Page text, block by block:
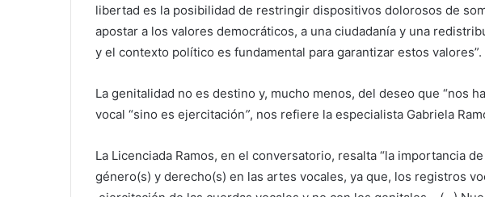
libertad es la posibilidad de restringir dispositivos dolorosos de
apostar a los valores democráticos, a una ciudadanía y una
y el contexto político es fundamental para garantizar estos valores”.
La genitalidad no es destino y, mucho menos, del deseo que “nos
vocal “sino es ejercitación”, nos refiere la especialista Gabriela
La Licenciada Ramos, en el conversatorio, resalta “la importancia
género(s) y derecho(s) en las artes vocales, ya que, los registros